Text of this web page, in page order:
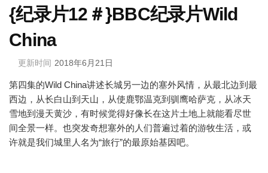
{纪录片12＃}BBC纪录片Wild
China
更新时间 2018年6月21日
第四集的Wild China讲述长城另一边的塞外风情，从最北边到最
西边，从长白山到天山，从使鹿鄂温克到驯鹰哈萨克，从冰天
雪地到漫天黄沙，有时候觉得好像长在这片土地上就能看尽世
间全景一样。也突发奇想塞外的人们普遍过着的游牧生活，或
许就是我们城里人名为“旅行”的最原始基因吧。